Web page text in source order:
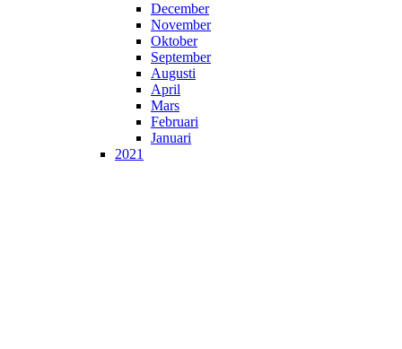
December
November
Oktober
September
Augusti
April
Mars
Februari
Januari
2021